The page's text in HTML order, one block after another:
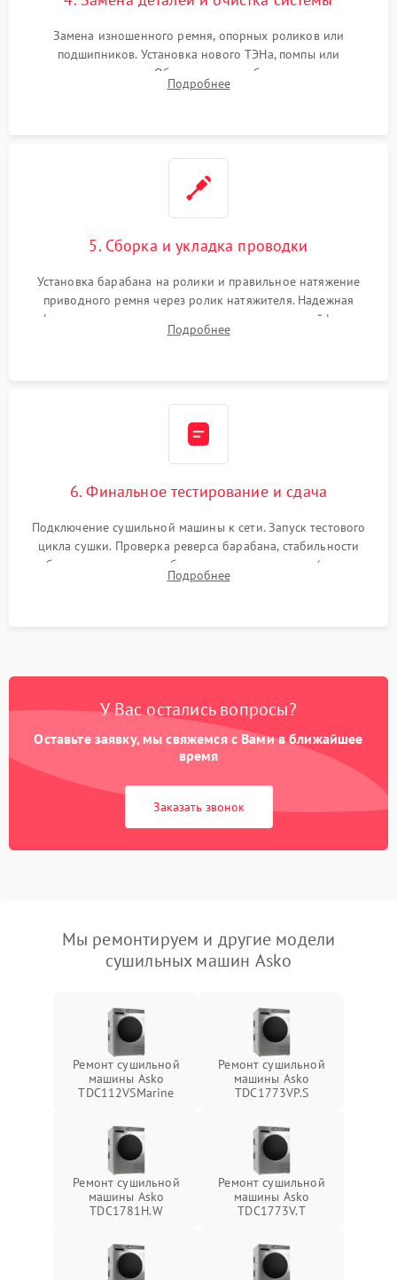
Замена изношенного ремня, опорных роликов или
подшипников. Установка нового ТЭНа, помпы или
термодатчиков. Обязательная глубокая очистка
конденсатора, крыльчатки вентилятора и воздуховодов от
Подробнее
5. Сборка и укладка проводки
Установка барабана на ролики и правильное натяжение
приводного ремня через ролик натяжителя. Надежная
фиксация всех узлов, подключение клемм и шлейфов к
модулю управления. Монтаж корпусных панелей, люка и
Подробнее
6. Финальное тестирование и сдача
Подключение сушильной машины к сети. Запуск тестового
цикла сушки. Проверка реверса барабана, стабильности
набора температуры, работы дренажного насоса (откачка
конденсата) и отсутствия посторонних скрипов, стуков или
Подробнее
У Вас остались вопросы?
Оставьте заявку, мы свяжемся с Вами в ближайшее
время
Заказать звонок
Мы ремонтируем и другие модели
сушильных машин Asko
Ремонт сушильной
машины Asko
TDC112VSMarine
Ремонт сушильной
машины Asko
TDC1773VP.S
Ремонт сушильной
машины Asko
TDC1781H.W
Ремонт сушильной
машины Asko
TDC1773V.T